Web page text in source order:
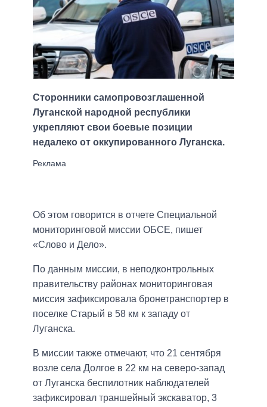
Сторонники самопровозглашенной
Луганской народной республики
укрепляют свои боевые позиции
недалеко от оккупированного Луганска.
Об этом говорится в отчете Специальной
мониторинговой миссии ОБСЕ, пишет
«Слово и Дело».
По данным миссии, в неподконтрольных
правительству районах мониторинговая
миссия зафиксировала бронетранспортер в
поселке Старый в 58 км к западу от
Луганска.
В миссии также отмечают, что 21 сентября
возле села Долгое в 22 км на северо-запад
от Луганска беспилотник наблюдателей
зафиксировал траншейный экскаватор, 3